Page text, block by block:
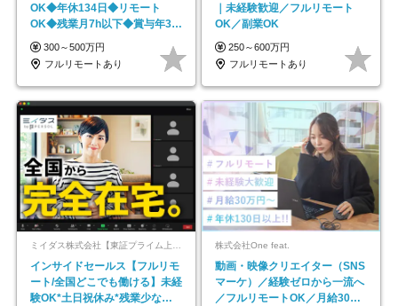
OK◆年休134日◆リモート
OK◆残業月7h以下◆賞与年3回
◆5年目まで必ず昇給
300～500万円
フルリモートあり
｜未経験歓迎／フルリモート
OK／副業OK
250～600万円
フルリモートあり
インサイドセールス【フルリモ
ート/全国どこでも働ける】未経
験OK*土日祝休み*残業少なめ*
株式会社One feat.
動画・映像クリエイター（SNS
マーケ）／経験ゼロから一流へ
／フルリモートOK／月給30万